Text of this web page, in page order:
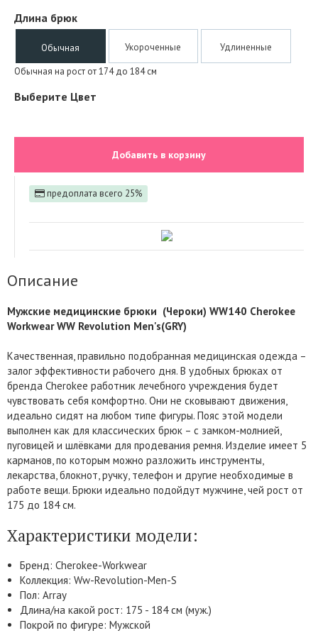
Длина брюк
Обычная Укороченные
Удлиненные
Обычная на рост от 174 до 184 см
Выберите Цвет
Добавить в корзину
предоплата всего 25%
Описание
Мужские медицинские брюки (Чероки) WW140 Cherokee
Workwear WW Revolution Men's(GRY)
Качественная, правильно подобранная медицинская одежда –
залог эффективности рабочего дня. В удобных брюках от
бренда Cherokee работник лечебного учреждения будет
чувствовать себя комфортно. Они не сковывают движения,
идеально сидят на любом типе фигуры. Пояс этой модели
выполнен как для классических брюк – с замком-молнией,
пуговицей и шлёвками для продевания ремня. Изделие имеет 5
карманов, по которым можно разложить инструменты,
лекарства, блокнот, ручку, телефон и другие необходимые в
работе вещи. Брюки идеально подойдут мужчине, чей рост от
175 до 184 см.
Характеристики модели:
Бренд: Cherokee-Workwear
Коллекция: Ww-Revolution-Men-S
Пол: Array
Длина/на какой рост: 175 - 184 см (муж.)
Покрой по фигуре: Мужской